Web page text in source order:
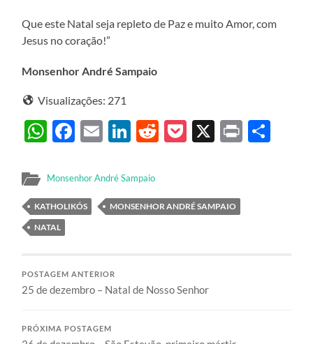
Que este Natal seja repleto de Paz e muito Amor, com
Jesus no coração!”
Monsenhor André Sampaio
Visualizações: 271
WhatsApp
Facebook
EmailLinkedIn
Reddit
Pocket
X Print
Monsenhor André Sampaio
KATHOLIKÓS
MONSENHOR ANDRÉ SAMPAIO
NATAL
POSTAGEM ANTERIOR
25 de dezembro – Natal de Nosso Senhor
PRÓXIMA POSTAGEM